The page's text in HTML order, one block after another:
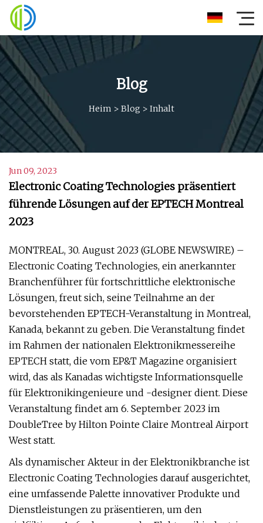
Blog
Heim > Blog > Inhalt
Jun 09, 2023
Electronic Coating Technologies präsentiert
führende Lösungen auf der EPTECH Montreal
2023
MONTREAL, 30. August 2023 (GLOBE NEWSWIRE) –
Electronic Coating Technologies, ein anerkannter
Branchenführer für fortschrittliche elektronische
Lösungen, freut sich, seine Teilnahme an der
bevorstehenden EPTECH-Veranstaltung in Montreal,
Kanada, bekannt zu geben. Die Veranstaltung findet
im Rahmen der nationalen Elektronikmessereihe
EPTECH statt, die vom EP&T Magazine organisiert
wird, das als Kanadas wichtigste Informationsquelle
für Elektronikingenieure und -designer dient. Diese
Veranstaltung findet am 6. September 2023 im
DoubleTree by Hilton Pointe Claire Montreal Airport
West statt.
Als dynamischer Akteur in der Elektronikbranche ist
Electronic Coating Technologies darauf ausgerichtet,
eine umfassende Palette innovativer Produkte und
Dienstleistungen zu präsentieren, um den